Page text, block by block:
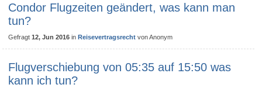
Condor Flugzeiten geändert, was kann man
tun?
Gefragt 12, Jun 2016 inReisevertragsrecht vonAnonym
Flugverschiebung von 05:35 auf 15:50 was
kann ich tun?